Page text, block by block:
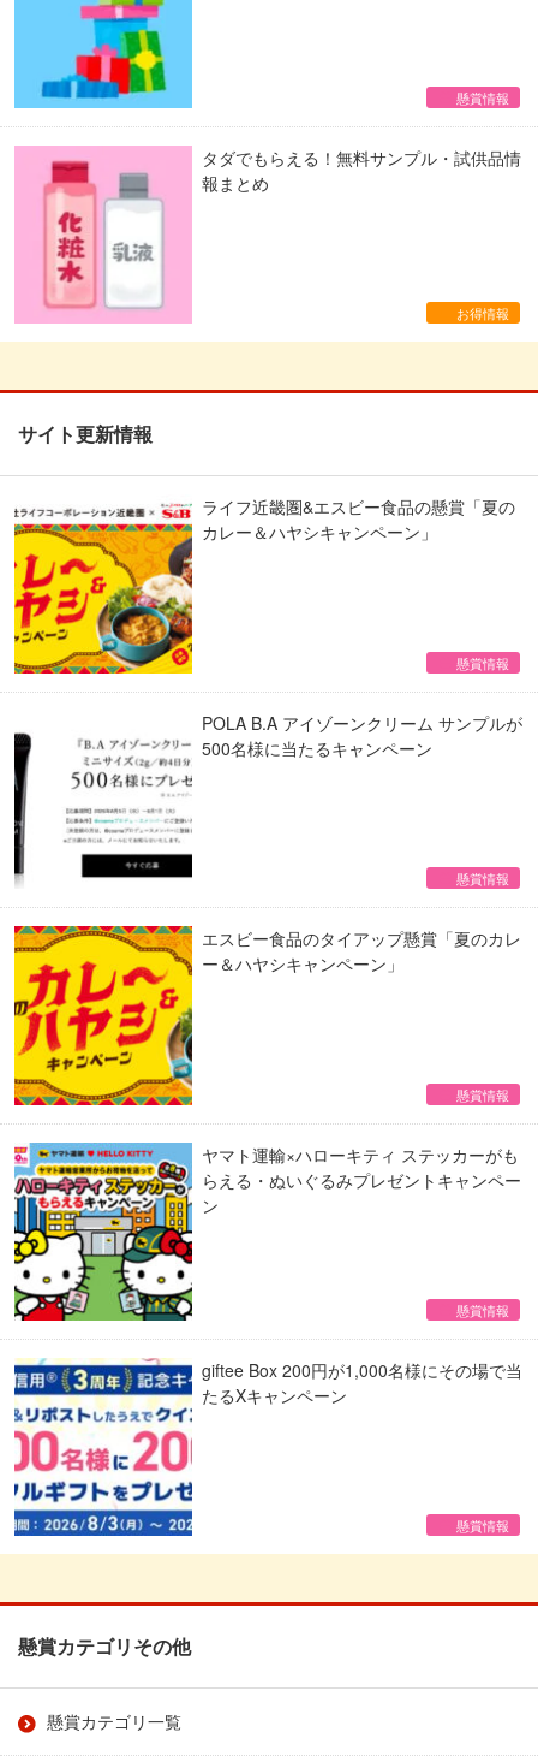
懸賞情報
タダでもらえる！無料サンプル・試供品情
報まとめ
お得情報
サイト更新情報
ライフ近畿圏&エスビー食品の懸賞「夏の
カレー＆ハヤシキャンペーン」
懸賞情報
POLA B.A アイゾーンクリーム サンプルが
500名様に当たるキャンペーン
懸賞情報
エスビー食品のタイアップ懸賞「夏のカレ
ー＆ハヤシキャンペーン」
懸賞情報
ヤマト運輸×ハローキティ ステッカーがも
らえる・ぬいぐるみプレゼントキャンペー
ン
懸賞情報
giftee Box 200円が1,000名様にその場で当
たるXキャンペーン
懸賞情報
懸賞カテゴリその他
懸賞カテゴリ一覧